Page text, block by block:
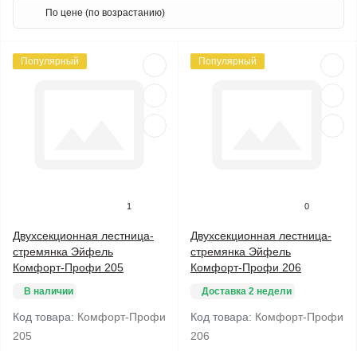
Популярный
1
Двухсекционная лестница-
стремянка Эйфель
Комфорт-Профи 205
В наличии
Код товара: Комфорт-Профи
205
Популярный
0
Двухсекционная лестница-
стремянка Эйфель
Комфорт-Профи 206
Доставка 2 недели
Код товара: Комфорт-Профи
206